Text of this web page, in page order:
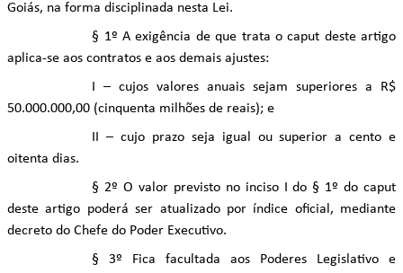
Goiás, na forma disciplinada nesta Lei.
§ 1º A exigência de que trata o caput deste artigo
aplica-se aos contratos e aos demais ajustes:
I – cujos valores anuais sejam superiores a R$
50.000.000,00 (cinquenta milhões de reais); e
II – cujo prazo seja igual ou superior a cento e
oitenta dias.
§ 2º O valor previsto no inciso I do § 1º do caput
deste artigo poderá ser atualizado por índice oficial, mediante
decreto do Chefe do Poder Executivo.
§ 3º Fica facultada aos Poderes Legislativo e